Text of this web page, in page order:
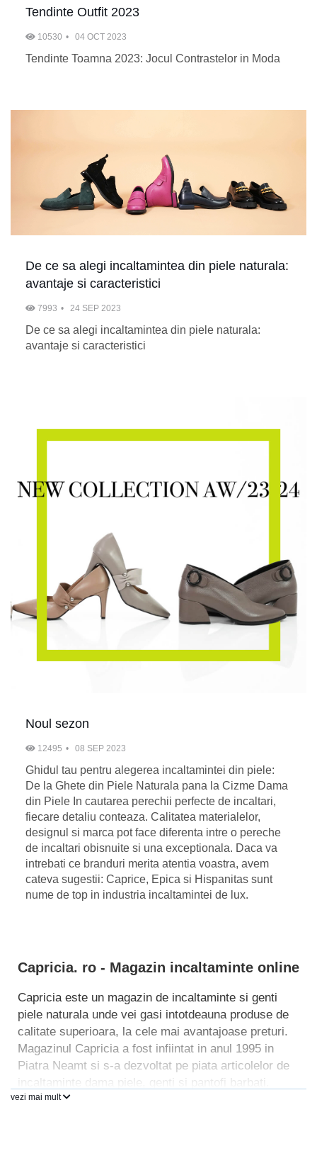
Tendinte Outfit 2023
10530 04 OCT 2023
Tendinte Toamna 2023: Jocul Contrastelor in Moda
De ce sa alegi incaltamintea din piele naturala:
avantaje si caracteristici
7993 24 SEP 2023
De ce sa alegi incaltamintea din piele naturala:
avantaje si caracteristici
Noul sezon
12495 08 SEP 2023
Ghidul tau pentru alegerea incaltamintei din piele:
De la Ghete din Piele Naturala pana la Cizme Dama
din Piele In cautarea perechii perfecte de incaltari,
fiecare detaliu conteaza. Calitatea materialelor,
designul si marca pot face diferenta intre o pereche
de incaltari obisnuite si una exceptionala. Daca va
intrebati ce branduri merita atentia voastra, avem
cateva sugestii: Caprice, Epica si Hispanitas sunt
nume de top in industria incaltamintei de lux.
Capricia. ro - Magazin incaltaminte online
Capricia este un magazin de incaltaminte si genti
piele naturala unde vei gasi intotdeauna produse de
calitate superioara, la cele mai avantajoase preturi.
Magazinul Capricia a fost infiintat in anul 1995 in
Piatra Neamt si s-a dezvoltat pe piata articolelor de
incaltaminte dama piele, genti si pantofi barbati.
Colaboram cu 20 de branduri autohtone si
vezi mai mult